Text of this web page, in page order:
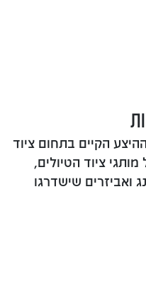
הקיים בתחום ציוד
ציוד הטיולים,
ואביזרים שישדרגו